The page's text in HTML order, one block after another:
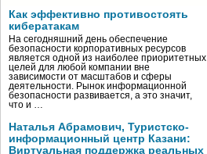
Как эффективно противостоять
кибератакам
На сегодняшний день обеспечение
безопасности корпоративных ресурсов
является одной из наиболее приоритетных
целей для любой компании вне
зависимости от масштабов и сферы
деятельности. Рынок информационной
безопасности развивается, а это значит,
что и …
Наталья Абрамович, Туристско-
информационный центр Казани:
Виртуальная поддержка реальных